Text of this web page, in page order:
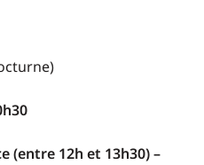
(entre 12h et 13h30) –